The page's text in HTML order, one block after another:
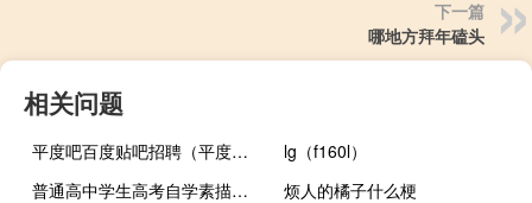
下一篇
哪地方拜年磕头
相关问题
平度吧百度贴吧招聘（平度吧百度贴吧）
lg（f160l）
普通高中学生高考自学素描问题
烦人的橘子什么梗